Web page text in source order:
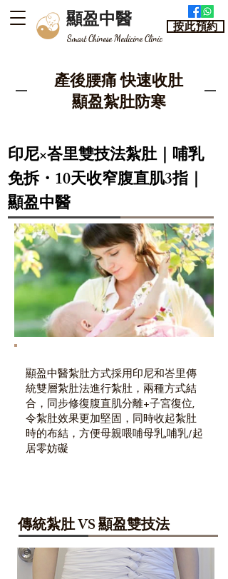
按此預約
顯盈中醫
​Smart Chinese Medicine Clinic
​產後腰痛 快速收肚
顯盈紮肚防寒
​印尼×峇里雙技法紮肚｜哺乳
免拆・10天收窄腹直肌3指｜
顯盈中醫
顯盈中醫紮肚方式採用印尼和峇里傳
統雙層紮肚法進行紮肚，兩種方式結
合，同步修復腹直肌分離+子宮復位,
令紮肚效果更加堅固，同時收起紮肚
時的布結，方便母親喂哺母乳,哺乳/起
居零妨礙
傳統紮肚 VS 顯盈雙技法